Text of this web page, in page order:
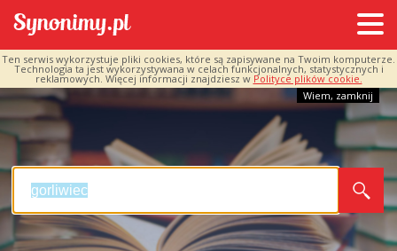
Ten serwis wykorzystuje pliki cookies, które są zapisywane na Twoim komputerze.
Technologia ta jest wykorzystywana w celach funkcjonalnych, statystycznych i
reklamowych. Więcej informacji znajdziesz w Polityce plików cookie.
Wiem, zamknij